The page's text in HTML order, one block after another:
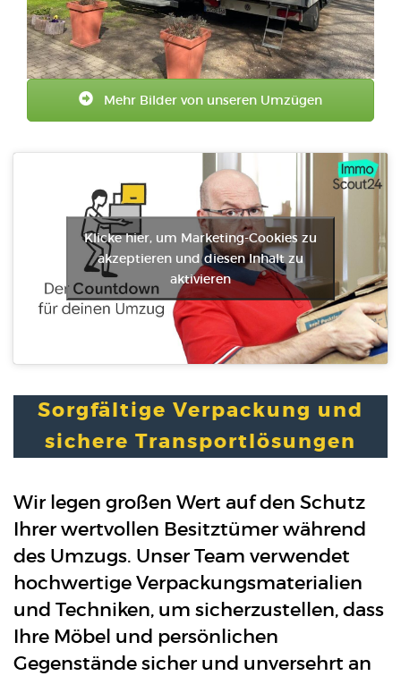
Mehr Bilder von unseren Umzügen
Klicke hier, um Marketing-Cookies zu
akzeptieren und diesen Inhalt zu
aktivieren
Sorgfältige Verpackung und
sichere Transportlösungen
Wir legen großen Wert auf den Schutz
Ihrer wertvollen Besitztümer während
des Umzugs. Unser Team verwendet
hochwertige Verpackungsmaterialien
und Techniken, um sicherzustellen, dass
Ihre Möbel und persönlichen
Gegenstände sicher und unversehrt an